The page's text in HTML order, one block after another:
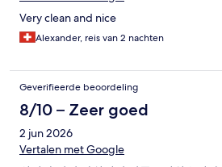
Very clean and nice
Alexander, reis van 2 nachten
Geverifieerde beoordeling
8/10 – Zeer goed
2 jun 2026
Vertalen met Google